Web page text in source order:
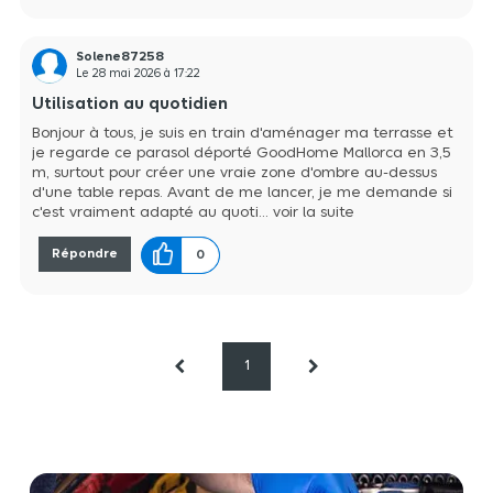
Solene87258
Le28 mai 2026 à17:22
Utilisation au quotidien
Bonjour à tous, je suis en train d'aménager ma terrasse et
je regarde ce parasol déporté GoodHome Mallorca en 3,5
m, surtout pour créer une vraie zone d'ombre au-dessus
d'une table repas. Avant de me lancer, je me demande si
c'est vraiment adapté au quoti...voir la suite
Répondre 0
1